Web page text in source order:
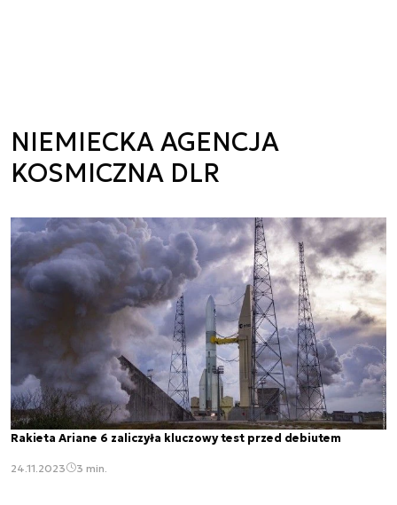
NIEMIECKA AGENCJA
KOSMICZNA DLR
Rakieta Ariane 6 zaliczyła kluczowy test przed debiutem
24.11.2023 3 min.